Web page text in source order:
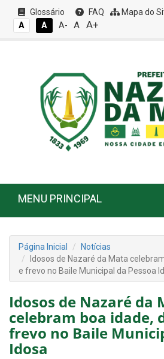
Glossário FAQ Mapa do
A
A A- A A+
MENU PRINCIPAL
Página Inicial
Notícias
Idosos de Nazaré da Mata
e frevo no Baile Municipal da Pessoa
Idosos de Nazaré da
celebram boa idade,
frevo no Baile
Idosa